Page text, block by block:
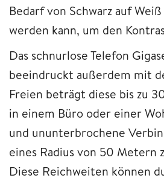
Bedarf von Schwarz auf
werden kann, um den
Das schnurlose Telefon
beeindruckt außerdem mit
Freien beträgt diese bis zu
in einem Büro oder einer
und ununterbrochene
eines Radius von 50 Metern
Diese Reichweiten können